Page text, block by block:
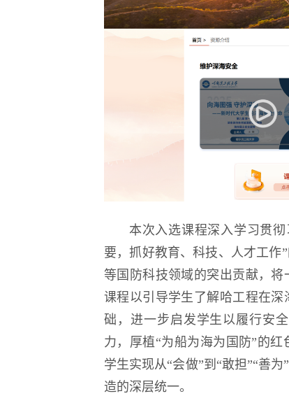
本次入选课程深入学习贯
要，抓好教育、科技、人才工作
等国防科技领域的突出贡献，将
课程以引导学生了解哈工程在
础，进一步启发学生以履行安
力，厚植“为船为海为国防”的
学生实现从“会做”到“敢担”“善
造的深层统一。